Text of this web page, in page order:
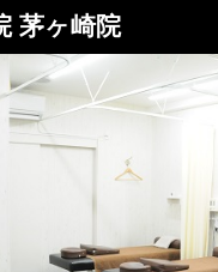
茅ヶ崎院